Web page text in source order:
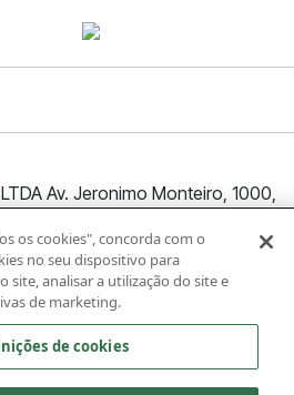
Av. Jeronimo Monteiro, 1000,
de Solução Logística para Eventos,
os cookies", concorda com o
no seu dispositivo para
site, analisar a utilização do site e
de marketing.
de cookies